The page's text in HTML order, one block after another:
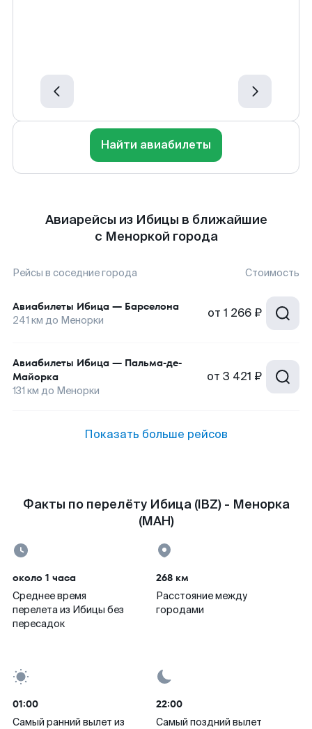
Найти авиабилеты
Авиарейсы из Ибицы в ближайшие
с Меноркой города
Рейсы в соседние города Стоимость
Авиабилеты Ибица — Барселона
241 км до Менорки от 1 266 ₽
Авиабилеты Ибица — Пальма-де-
Майорка
131 км до Менорки
от 3 421 ₽
Показать больше рейсов
Факты по перелёту Ибица (IBZ) - Менорка
(MAH)
около 1 часа
Среднее время
перелета из Ибицы без
пересадок
268 км
Расстояние между
городами
01:00
Самый ранний вылет из
22:00
Самый поздний вылет